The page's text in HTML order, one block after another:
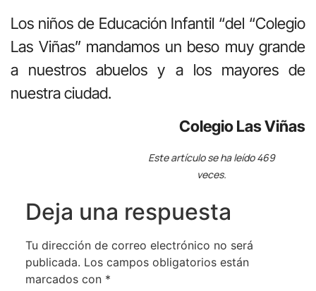
Los niños de Educación Infantil “del “Colegio
Las Viñas” mandamos un beso muy grande
a nuestros abuelos y a los mayores de
nuestra ciudad.
Colegio Las Viñas
Este artículo se ha leído 469
veces.
Deja una respuesta
Tu dirección de correo electrónico no será
publicada. Los campos obligatorios están
marcados con *